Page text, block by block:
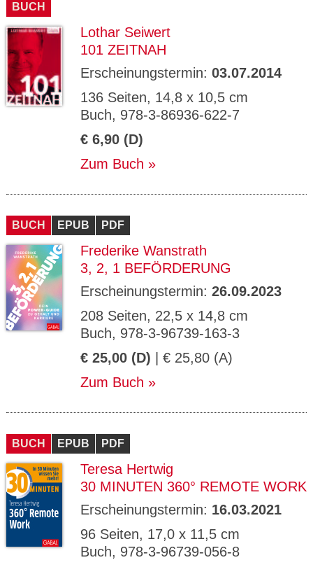
BUCH
Lothar Seiwert
101 ZEITNAH
Erscheinungstermin: 03.07.2014
136 Seiten, 14,8 x 10,5 cm
Buch, 978-3-86936-622-7
€ 6,90 (D)
Zum Buch
BUCH EPUB PDF
Frederike Wanstrath
3, 2, 1 BEFÖRDERUNG
Erscheinungstermin: 26.09.2023
208 Seiten, 22,5 x 14,8 cm
Buch, 978-3-96739-163-3
€ 25,00 (D) | € 25,80 (A)
Zum Buch
BUCH EPUB PDF
Teresa Hertwig
30 MINUTEN 360° REMOTE WORK
Erscheinungstermin: 16.03.2021
96 Seiten, 17,0 x 11,5 cm
Buch, 978-3-96739-056-8